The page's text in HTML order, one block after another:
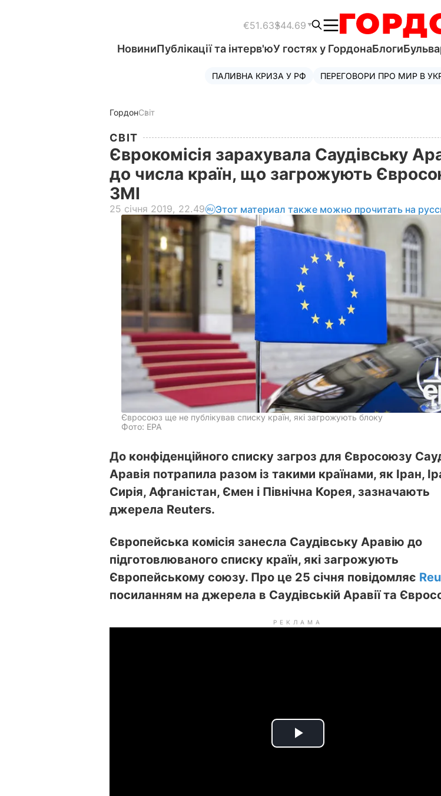
€51.63$44.69
НовиниПублікації та інтерв'юУ гостях у ГордонаБлоги
ПАЛИВНА КРИЗА У РФ ПЕРЕГОВОРИ ПРО МИР В
ГордонСвіт
СВІТ
Єврокомісія зарахувала Саудівську
до числа країн, що загрожують
ЗМІ
25 січня 2019, 22.49 Этот материал также можно прочитать на
Євросоюз ще не публікував списку країн, які загрожують блоку
Фото: ЕРА
До конфіденційного списку загроз для Євросоюзу
Аравія потрапила разом із такими країнами, як Іран,
Сирія, Афганістан, Ємен і Північна Корея, зазначають
джерела Reuters.
Європейська комісія занесла Саудівську Аравію до
підготовлюваного списку країн, які загрожують
Європейському союзу. Про це 25 січня повідомляє
посиланням на джерела в Саудівській Аравії та
РЕКЛАМА
P